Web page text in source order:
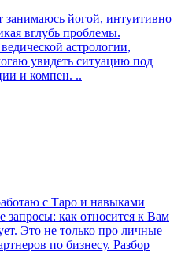
занимаюсь йогой, интуитивно
вглубь проблемы.
астрологии,
увидеть ситуацию под
и компен. ..
с Таро и навыками
запросы: как относится к Вам
Это не только про личные
по бизнесу. Разбор